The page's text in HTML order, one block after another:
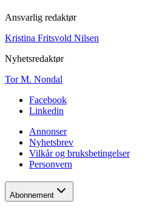
Ansvarlig redaktør
Kristina Fritsvold Nilsen
Nyhetsredaktør
Tor M. Nondal
Facebook
Linkedin
Annonser
Nyhetsbrev
Vilkår og bruksbetingelser
Personvern
Abonnement